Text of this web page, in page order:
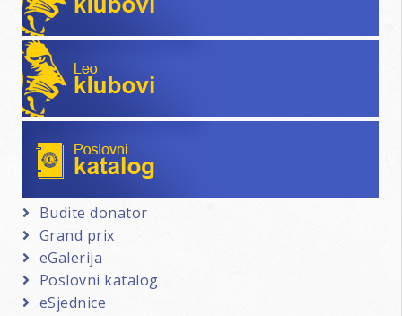
Leo klubovi
Budite donator
Grand prix
eGalerija
Poslovni katalog
eSjednice